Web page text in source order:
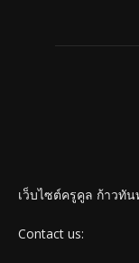
เว็บไซต์ครูคูล ก้าวทั
Contact us: